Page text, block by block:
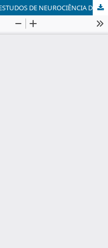
AULAS PRÁTICAS EM GRUPO DE ESTUDOS DE NEUROCIÊNCIA DA VISÃO E COMPREENSÃO DOS FENÔMENOS VISUAIS